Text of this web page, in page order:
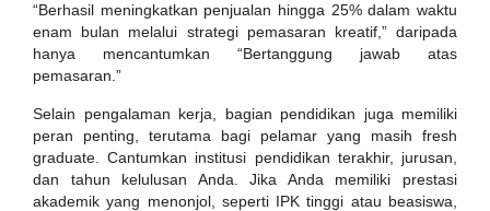
“Berhasil meningkatkan penjualan hingga 25% dalam waktu
enam bulan melalui strategi pemasaran kreatif,” daripada
hanya mencantumkan “Bertanggung jawab atas
pemasaran.”
Selain pengalaman kerja, bagian pendidikan juga memiliki
peran penting, terutama bagi pelamar yang masih fresh
graduate. Cantumkan institusi pendidikan terakhir, jurusan,
dan tahun kelulusan Anda. Jika Anda memiliki prestasi
akademik yang menonjol, seperti IPK tinggi atau beasiswa,